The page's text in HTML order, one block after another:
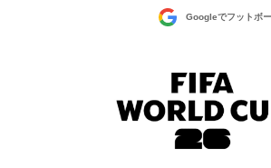
Googleでフットボ